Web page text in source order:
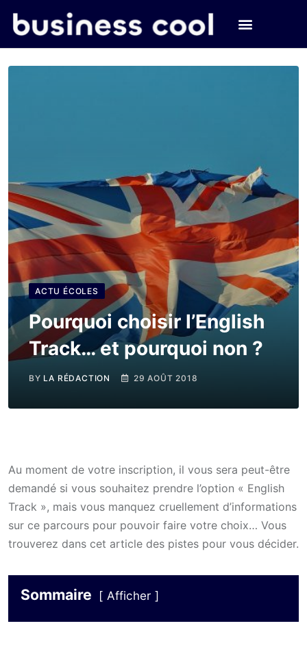
ACTU ÉCOLES
Pourquoi choisir l’English
Track… et pourquoi non ?
BY LA RÉDACTION 29 AOÛT 2018
Au moment de votre inscription, il vous sera peut-être
demandé si vous souhaitez prendre l’option « English
Track », mais vous manquez cruellement d’informations
sur ce parcours pour pouvoir faire votre choix… Vous
trouverez dans cet article des pistes pour vous décider.
Sommaire Afficher